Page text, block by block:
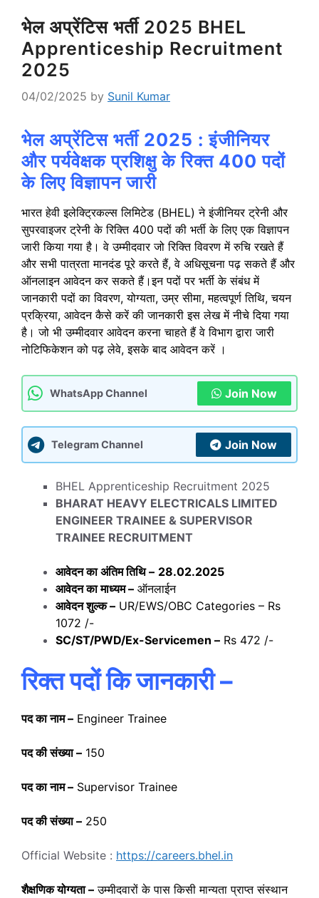
भेल अप्रेंटिस भर्ती 2025 BHEL
Apprenticeship Recruitment
2025
04/02/2025 by Sunil Kumar
भेल अप्रेंटिस भर्ती 2025 : इंजीनियर
और पर्यवेक्षक प्रशिक्षु के रिक्त 400 पदों
के लिए विज्ञापन जारी
भारत हेवी इलेक्ट्रिकल्स लिमिटेड (BHEL) ने इंजीनियर ट्रेनी और
सुपरवाइजर ट्रेनी के रिक्ति 400 पदों की भर्ती के लिए एक विज्ञापन
जारी किया गया है। वे उम्मीदवार जो रिक्ति विवरण में रुचि रखते हैं
और सभी पात्रता मानदंड पूरे करते हैं, वे अधिसूचना पढ़ सकते हैं और
ऑनलाइन आवेदन कर सकते हैं।इन पदों पर भर्ती के संबंध में
जानकारी पदों का विवरण, योग्यता, उम्र सीमा, महत्वपूर्ण तिथि, चयन
प्रक्रिया, आवेदन कैसे करें की जानकारी इस लेख में नीचे दिया गया
है। जो भी उम्मीदवार आवेदन करना चाहते हैं वे विभाग द्वारा जारी
नोटिफिकेशन को पढ़ लेवे, इसके बाद आवेदन करें ।
WhatsApp Channel Join Now
Telegram Channel Join Now
BHEL Apprenticeship Recruitment 2025
BHARAT HEAVY ELECTRICALS LIMITED
ENGINEER TRAINEE & SUPERVISOR
TRAINEE RECRUITMENT
आवेदन का अंतिम तिथि – 28.02.2025
आवेदन का माध्यम – ऑनलाईन
आवेदन शुल्क – UR/EWS/OBC Categories – Rs
1072 /-
SC/ST/PWD/Ex-Servicemen – Rs 472 /-
रिक्त पदों कि जानकारी –
पद का नाम – Engineer Trainee
पद की संख्या – 150
पद का नाम – Supervisor Trainee
पद की संख्या – 250
Official Website : https://careers.bhel.in
शैक्षणिक योग्यता – उम्मीदवारों के पास किसी मान्यता प्राप्त संस्थान